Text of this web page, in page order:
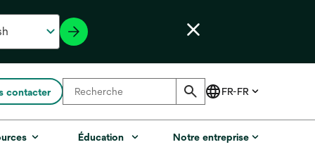
contacter
Éducation Notre entreprise